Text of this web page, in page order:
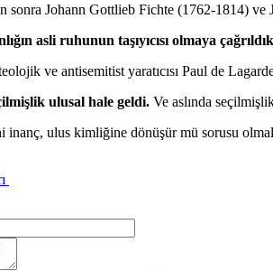
sonra Johann Gottlieb Fichte (1762-1814)
asli ruhunun taşıyıcısı olmaya
ve antisemitist yaratıcısı Paul de
ulusal hale geldi. Ve aslında
inanç, ulus kimliğine dönüşür mü sorusu